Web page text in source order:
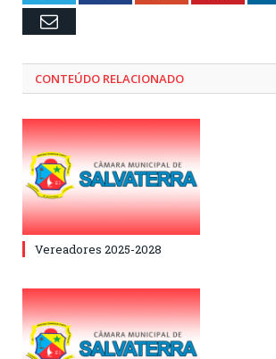
Email
CONTEÚDO RELACIONADO
Vereadores 2025-2028